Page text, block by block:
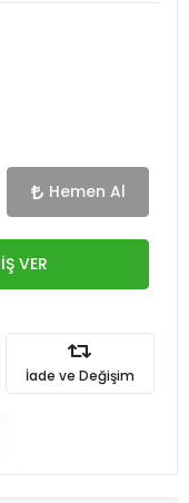
Hemen Al
VER
İade ve Değişim